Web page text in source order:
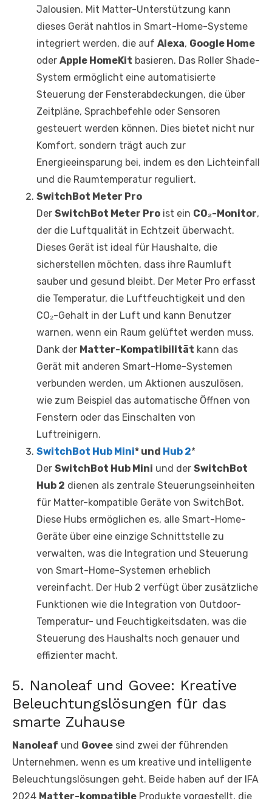
Jalousien. Mit Matter-Unterstützung kann
dieses Gerät nahtlos in Smart-Home-Systeme
integriert werden, die auf Alexa, Google Home
oder Apple HomeKit basieren. Das Roller Shade-
System ermöglicht eine automatisierte
Steuerung der Fensterabdeckungen, die über
Zeitpläne, Sprachbefehle oder Sensoren
gesteuert werden können. Dies bietet nicht nur
Komfort, sondern trägt auch zur
Energieeinsparung bei, indem es den Lichteinfall
und die Raumtemperatur reguliert.
SwitchBot Meter Pro
Der SwitchBot Meter Pro ist ein CO₂-Monitor,
der die Luftqualität in Echtzeit überwacht.
Dieses Gerät ist ideal für Haushalte, die
sicherstellen möchten, dass ihre Raumluft
sauber und gesund bleibt. Der Meter Pro erfasst
die Temperatur, die Luftfeuchtigkeit und den
CO₂-Gehalt in der Luft und kann Benutzer
warnen, wenn ein Raum gelüftet werden muss.
Dank der Matter-Kompatibilität kann das
Gerät mit anderen Smart-Home-Systemen
verbunden werden, um Aktionen auszulösen,
wie zum Beispiel das automatische Öffnen von
Fenstern oder das Einschalten von
Luftreinigern.
SwitchBot Hub Mini* und Hub 2*
Der SwitchBot Hub Mini und der SwitchBot
Hub 2 dienen als zentrale Steuerungseinheiten
für Matter-kompatible Geräte von SwitchBot.
Diese Hubs ermöglichen es, alle Smart-Home-
Geräte über eine einzige Schnittstelle zu
verwalten, was die Integration und Steuerung
von Smart-Home-Systemen erheblich
vereinfacht. Der Hub 2 verfügt über zusätzliche
Funktionen wie die Integration von Outdoor-
Temperatur- und Feuchtigkeitsdaten, was die
Steuerung des Haushalts noch genauer und
effizienter macht.
5. Nanoleaf und Govee: Kreative
Beleuchtungslösungen für das
smarte Zuhause
Nanoleaf und Govee sind zwei der führenden
Unternehmen, wenn es um kreative und intelligente
Beleuchtungslösungen geht. Beide haben auf der IFA
2024 Matter-kompatible Produkte vorgestellt, die